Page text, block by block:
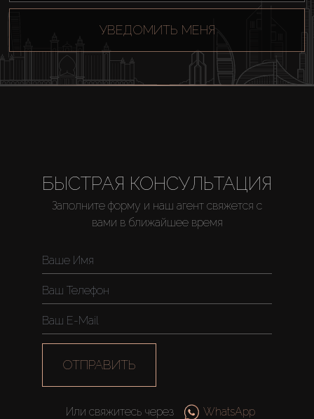
Новостройки
Агенты
УВЕДОМИТЬ МЕНЯ
БЫСТРАЯ КОНСУЛЬТАЦИЯ
Заполните форму и наш агент свяжется с
вами в ближайшее время
ОТПРАВИТЬ
Или свяжитесь через WhatsApp